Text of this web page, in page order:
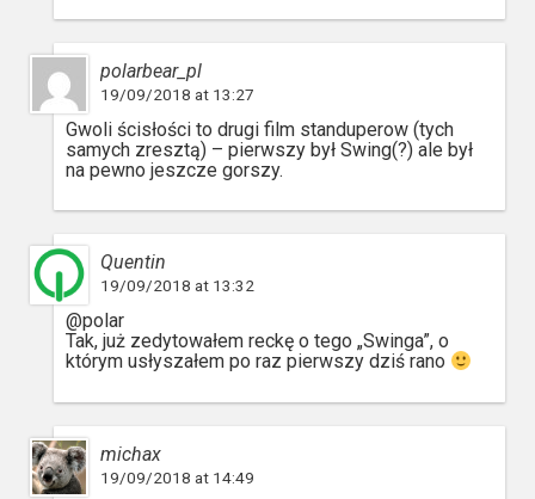
polarbear_pl
19/09/2018 at 13:27
Gwoli ścisłości to drugi film standuperow (tych
samych zresztą) – pierwszy był Swing(?) ale był
na pewno jeszcze gorszy.
Quentin
19/09/2018 at 13:32
@polar
Tak, już zedytowałem reckę o tego „Swinga”, o
którym usłyszałem po raz pierwszy dziś rano
michax
19/09/2018 at 14:49